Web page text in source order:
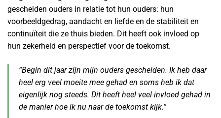
gescheiden ouders in relatie tot hun ouders: hun
voorbeeldgedrag, aandacht en liefde en de stabiliteit en
continuïteit die ze thuis bieden. Dit heeft ook invloed op
hun zekerheid en perspectief voor de toekomst.
“Begin dit jaar zijn mijn ouders gescheiden. Ik heb daar
heel erg veel moeite mee gehad en soms heb ik dat
eigenlijk nog steeds. Dit heeft heel veel invloed gehad in
de manier hoe ik nu naar de toekomst kijk.”